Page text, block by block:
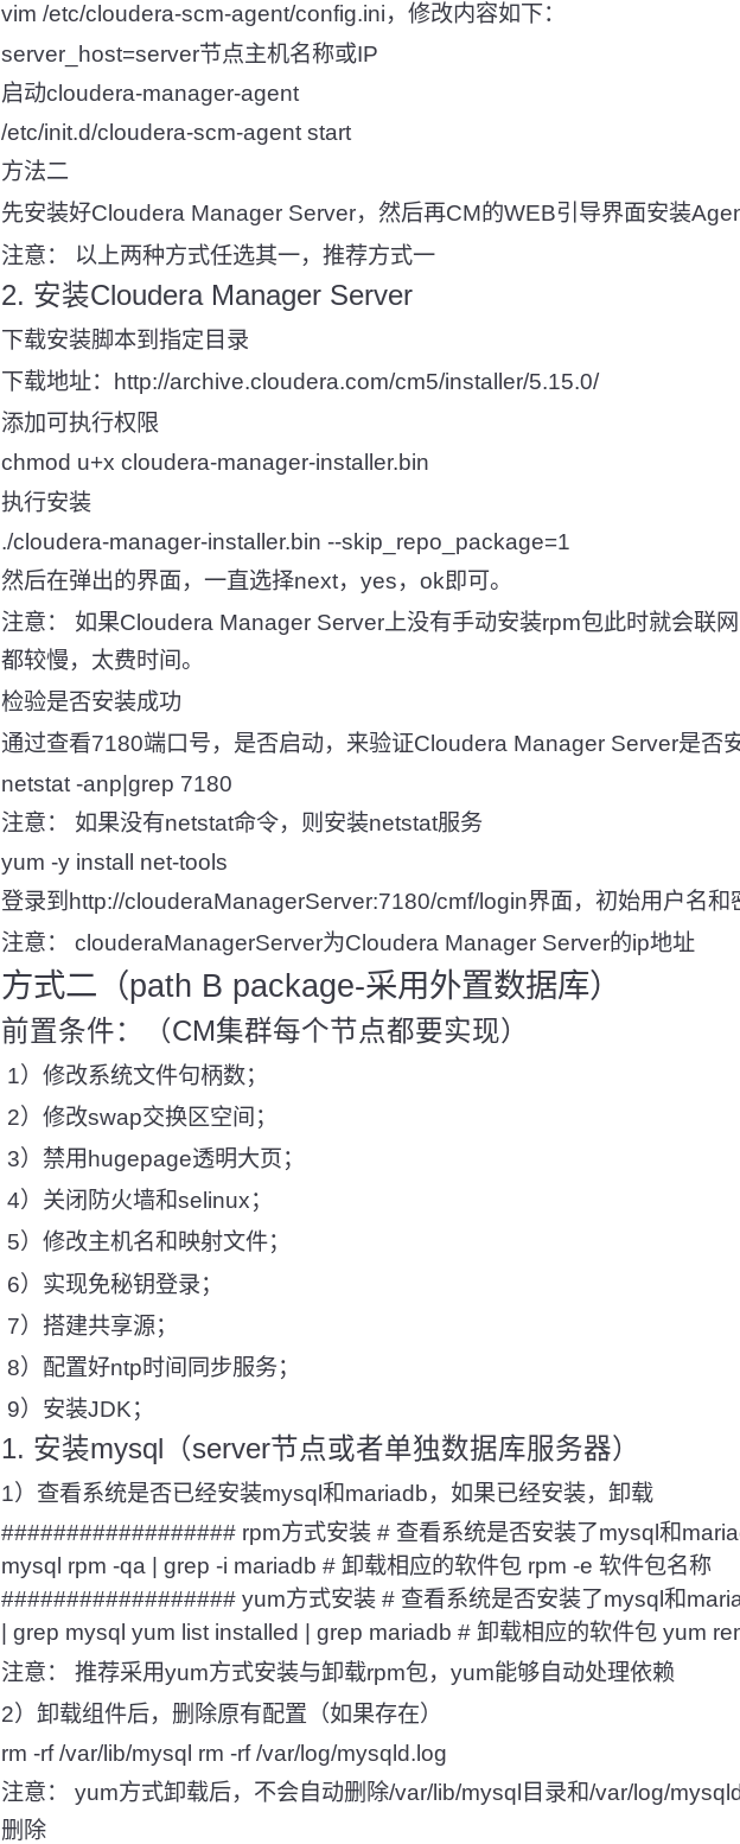
vim /etc/cloudera-scm-agent/config.ini，修改内容如下：
server_host=server节点主机名称或IP
启动cloudera-manager-agent
/etc/init.d/cloudera-scm-agent start
方法二
先安装好Cloudera Manager Server，然后再CM的WEB引导界面安装
注意： 以上两种方式任选其一，推荐方式一
2. 安装Cloudera Manager Server
下载安装脚本到指定目录
下载地址：http://archive.cloudera.com/cm5/installer/5.15.0/
添加可执行权限
chmod u+x cloudera-manager-installer.bin
执行安装
./cloudera-manager-installer.bin --skip_repo_package=1
然后在弹出的界面，一直选择next，yes，ok即可。
注意： 如果Cloudera Manager Server上没有手动安装rpm包此时就会联
都较慢，太费时间。
检验是否安装成功
通过查看7180端口号，是否启动，来验证Cloudera Manager Server是否
netstat -anp|grep 7180
注意： 如果没有netstat命令，则安装netstat服务
yum -y install net-tools
登录到http://clouderaManagerServer:7180/cmf/login界面，初始用户名和
注意： clouderaManagerServer为Cloudera Manager Server的ip地址
方式二（path B package-采用外置数据库）
前置条件：（CM集群每个节点都要实现）
​ 1）修改系统文件句柄数；
​ 2）修改swap交换区空间；
​ 3）禁用hugepage透明大页；
​ 4）关闭防火墙和selinux；
​ 5）修改主机名和映射文件；
​ 6）实现免秘钥登录；
​ 7）搭建共享源；
​ 8）配置好ntp时间同步服务；
​ 9）安装JDK；
1. 安装mysql（server节点或者单独数据库服务器）
1）查看系统是否已经安装mysql和mariadb，如果已经安装，卸载
################## rpm方式安装 # 查看系统是否安装了mysql和
mysql rpm -qa | grep -i mariadb # 卸载相应的软件包 rpm -e 软件包名称
################## yum方式安装 # 查看系统是否安装了mysql和
| grep mysql yum list installed | grep mariadb # 卸载相应的软件包 yum
注意： 推荐采用yum方式安装与卸载rpm包，yum能够自动处理依赖
2）卸载组件后，删除原有配置（如果存在）
rm -rf /var/lib/mysql rm -rf /var/log/mysqld.log
注意： yum方式卸载后，不会自动删除/var/lib/mysql目录和/var/log/
删除